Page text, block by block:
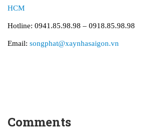
HCM
Hotline: 0941.85.98.98 – 0918.85.98.98
Email: songphat@xaynhasaigon.vn
Comments